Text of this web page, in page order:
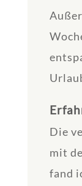
Die
mit
fand